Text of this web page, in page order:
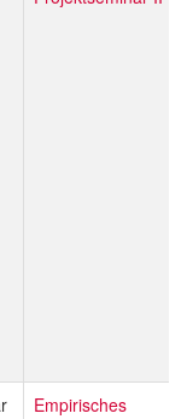
Empirisches